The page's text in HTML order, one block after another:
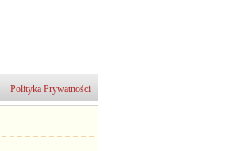
Polityka Prywatności